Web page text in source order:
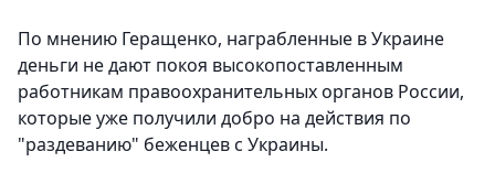
По мнению Геращенко, награбленные в Украине
деньги не дают покоя высокопоставленным
работникам правоохранительных органов России,
которые уже получили добро на действия по
"раздеванию" беженцев с Украины.